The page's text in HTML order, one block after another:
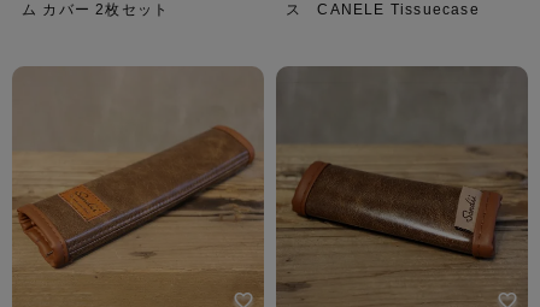
ム カバー 2枚セット
ス CANELE Tissuecase